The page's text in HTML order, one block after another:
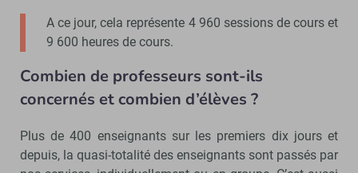
A ce jour, cela représente 4 960 sessions de cours et
9 600 heures de cours.
Combien de professeurs sont-ils
concernés et combien d’élèves ?
Plus de 400 enseignants sur les premiers dix jours et
depuis, la quasi-totalité des enseignants sont passés par